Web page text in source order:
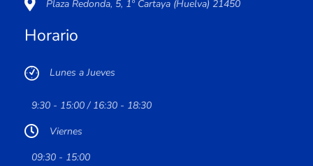
Plaza Redonda, 5, 1º Cartaya (Huelva) 21450
Horario
Lunes a Jueves
9:30 - 15:00 / 16:30 - 18:30
Viernes
09:30 - 15:00